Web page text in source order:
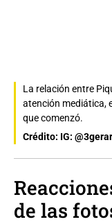
La relación entre
atención mediática,
que comenzó.
Crédito: IG:
de las